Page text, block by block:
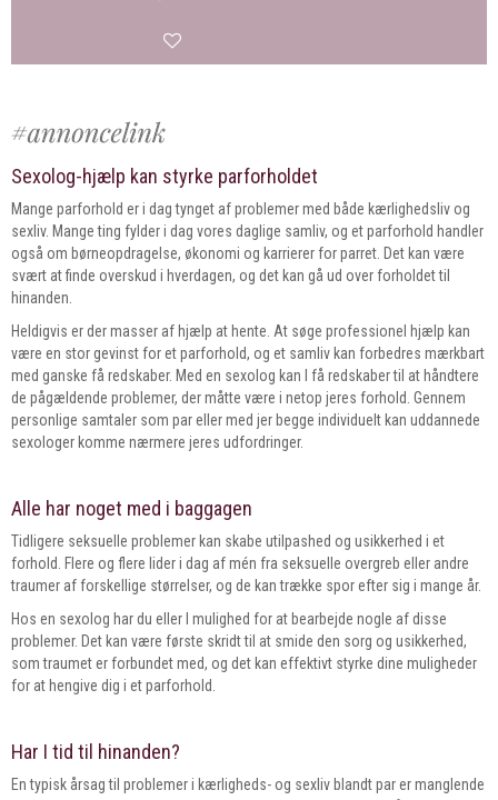
Sexolog-hjælp kan styrke parforholdet
Mange parforhold er i dag tynget af problemer med både kærlighedsliv og
sexliv. Mange ting fylder i dag vores daglige samliv, og et parforhold handler
også om børneopdragelse, økonomi og karrierer for parret. Det kan være
svært at finde overskud i hverdagen, og det kan gå ud over forholdet til
hinanden.
Heldigvis er der masser af hjælp at hente. At søge professionel hjælp kan
være en stor gevinst for et parforhold, og et samliv kan forbedres mærkbart
med ganske få redskaber. Med en sexolog kan I få redskaber til at håndtere
de pågældende problemer, der måtte være i netop jeres forhold. Gennem
personlige samtaler som par eller med jer begge individuelt kan uddannede
sexologer komme nærmere jeres udfordringer.
Alle har noget med i baggagen
Tidligere seksuelle problemer kan skabe utilpashed og usikkerhed i et
forhold. Flere og flere lider i dag af mén fra seksuelle overgreb eller andre
traumer af forskellige størrelser, og de kan trække spor efter sig i mange år.
Hos en sexolog har du eller I mulighed for at bearbejde nogle af disse
problemer. Det kan være første skridt til at smide den sorg og usikkerhed,
som traumet er forbundet med, og det kan effektivt styrke dine muligheder
for at hengive dig i et parforhold.
Har I tid til hinanden?
En typisk årsag til problemer i kærligheds- og sexliv blandt par er manglende